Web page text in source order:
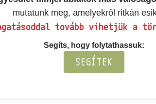
mutatunk meg, amelyekről ritkán esik
tovább vihetjük a
Segíts, hogy folytathassuk:
SEGÍTEK